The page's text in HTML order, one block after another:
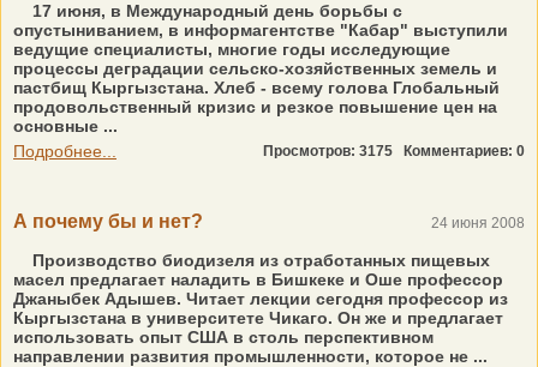
17 июня, в Международный день борьбы с
опустыниванием, в информагентстве "Кабар" выступили
ведущие специалисты, многие годы исследующие
процессы деградации сельско-хозяйственных земель и
пастбищ Кыргызстана. Хлеб - всему голова Глобальный
продовольственный кризис и резкое повышение цен на
основные ...
Подробнее...
Просмотров: 3175 Комментариев: 0
А почему бы и нет? 24 июня 2008
Производство биодизеля из отработанных пищевых
масел предлагает наладить в Бишкеке и Оше профессор
Джаныбек Адышев. Читает лекции сегодня профессор из
Кыргызстана в университете Чикаго. Он же и предлагает
использовать опыт США в столь перспективном
направлении развития промышленности, которое не ...